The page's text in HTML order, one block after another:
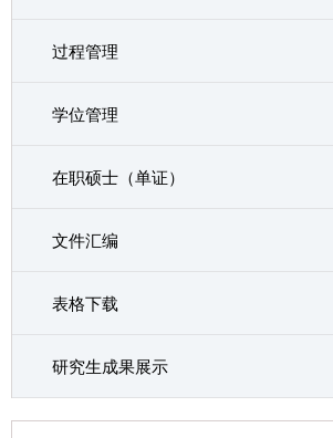
过程管理
学位管理
在职硕士（单证）
文件汇编
表格下载
研究生成果展示